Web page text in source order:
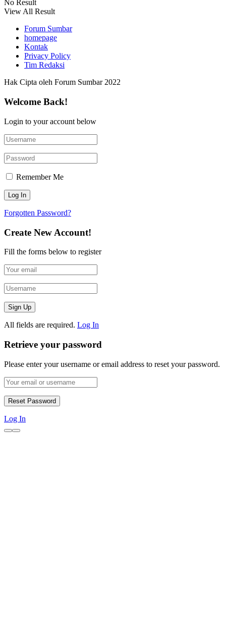
No Result
View All Result
Forum Sumbar
homepage
Kontak
Privacy Policy
Tim Redaksi
Hak Cipta oleh Forum Sumbar 2022
Welcome Back!
Login to your account below
Remember Me
Forgotten Password?
Create New Account!
Fill the forms below to register
All fields are required. Log In
Retrieve your password
Please enter your username or email address to reset your password.
Log In